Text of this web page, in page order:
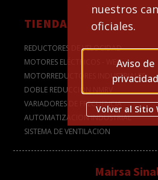
nuestros
oficiales.
Aviso de
privacidad
Volver al Sitio
TIENDA
REDUCTORES DE VELOCIDAD
MOTORES ELÉCTRICOS - WEG
MOTORREDUCTORES INDUSTRIALES
DOBLE REDUCCIÓN NMRV
VARIADORES DE FRECUENCIA
AUTOMATIZACION INDUSTRIAL
SISTEMA DE VENTILACION
Mairsa